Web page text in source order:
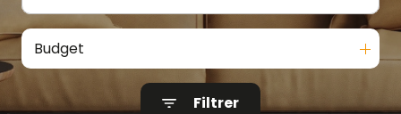
Budget
Filtrer